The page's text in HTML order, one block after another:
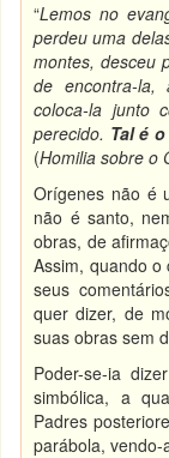
“Lemos no
perdeu uma
montes, desceu
de encontra-
coloca-la junto
perecido. Tal é
(Homilia sobre o
Orígenes não é
não é santo,
obras, de
Assim, quando
seus
quer dizer, de
suas obras sem
Poder-se-ia
simbólica, a
Padres
parábola,